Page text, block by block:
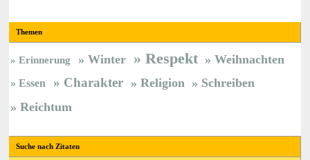
Themen
Erinnerung Winter Respekt Weihnachten
Essen Charakter Religion
Schreiben
Reichtum
Suche nach Zitaten